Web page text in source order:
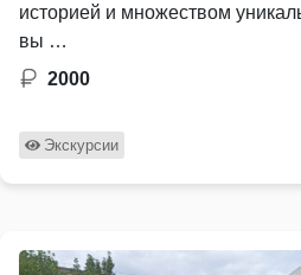
историей и множеством
вы …
2000
Экскурсии